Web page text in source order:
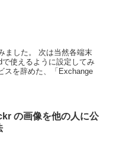
ました。 次は当然各端末
使えるように設定してみ
スを辞めた、「Exchange
の画像を他の人に公